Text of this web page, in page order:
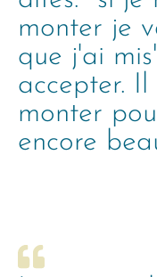
monter je
que j'ai
accepter.
monter
encore